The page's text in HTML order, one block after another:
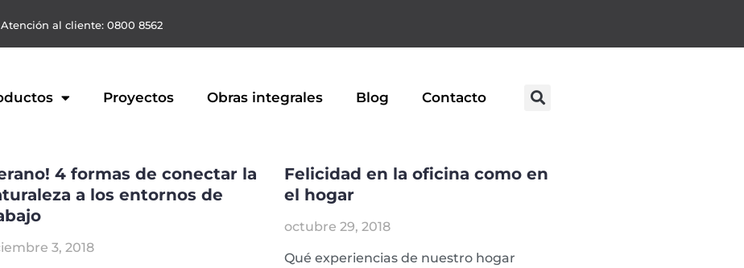
Atención al cliente: 0800 8562
Proyectos Obras integrales Blog Contacto
4 formas de conectar la
a los entornos de
3, 2018
Felicidad en la oficina como en
el hogar
octubre 29, 2018
Qué experiencias de nuestro hogar